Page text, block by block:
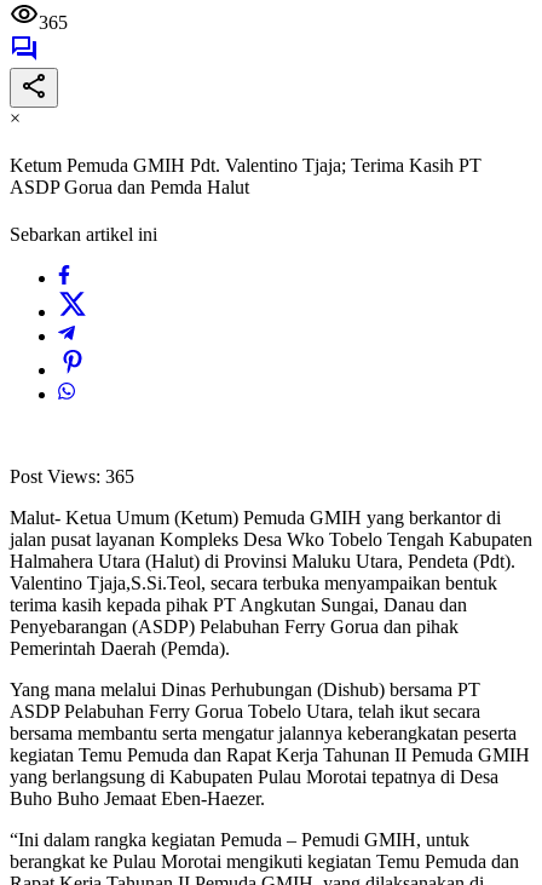
365
×
Ketum Pemuda GMIH Pdt. Valentino Tjaja; Terima Kasih PT
ASDP Gorua dan Pemda Halut
Sebarkan artikel ini
Post Views: 365
Malut- Ketua Umum (Ketum) Pemuda GMIH yang berkantor di
jalan pusat layanan Kompleks Desa Wko Tobelo Tengah Kabupaten
Halmahera Utara (Halut) di Provinsi Maluku Utara, Pendeta (Pdt).
Valentino Tjaja,S.Si.Teol, secara terbuka menyampaikan bentuk
terima kasih kepada pihak PT Angkutan Sungai, Danau dan
Penyebarangan (ASDP) Pelabuhan Ferry Gorua dan pihak
Pemerintah Daerah (Pemda).
Yang mana melalui Dinas Perhubungan (Dishub) bersama PT
ASDP Pelabuhan Ferry Gorua Tobelo Utara, telah ikut secara
bersama membantu serta mengatur jalannya keberangkatan peserta
kegiatan Temu Pemuda dan Rapat Kerja Tahunan II Pemuda GMIH
yang berlangsung di Kabupaten Pulau Morotai tepatnya di Desa
Buho Buho Jemaat Eben-Haezer.
“Ini dalam rangka kegiatan Pemuda – Pemudi GMIH, untuk
berangkat ke Pulau Morotai mengikuti kegiatan Temu Pemuda dan